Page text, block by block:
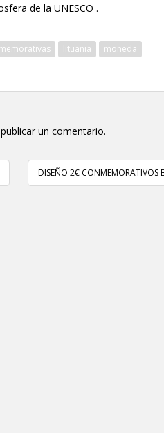
de la UNESCO .
lituania moneda
un comentario.
DISEÑO 2€ CONMEMORATIVOS